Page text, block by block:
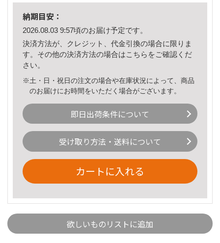
納期目安：
2026.08.03 9:57頃のお届け予定です。
決済方法が、クレジット、代金引換の場合に限りま
す。その他の決済方法の場合はこちら をご確認くだ
さい。
※土・日・祝日の注文の場合や在庫状況によって、商品
のお届けにお時間をいただく場合がございます。
即日出荷条件について
受け取り方法・送料について
カートに入れる
欲しいものリストに追加